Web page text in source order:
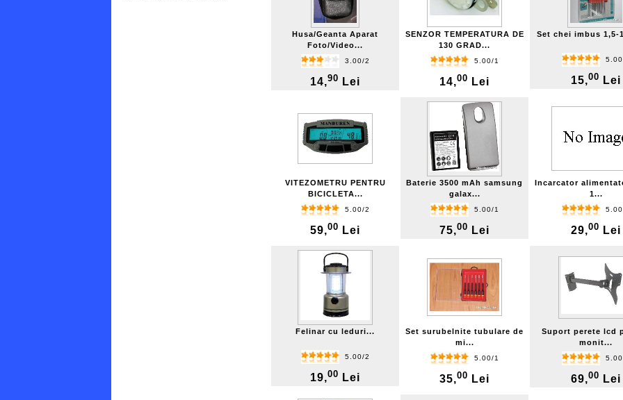
Husa/Geanta Aparat
Foto/Video...
3.00/2
14,90 Lei
SENZOR TEMPERATURA DE
130 GRAD...
5.00/1
14,00 Lei
Set chei imbus 1,5-
15,00 Lei
VITEZOMETRU PENTRU
BICICLETA...
5.00/2
59,00 Lei
Baterie 3500 mAh samsung
galax...
5.00/1
75,00 Lei
Incarcator
1...
29,00 Lei
Felinar cu leduri...
5.00/2
19,00 Lei
Set surubelnite tubulare de
mi...
5.00/1
35,00 Lei
Suport perete lcd
monit...
69,00 Lei